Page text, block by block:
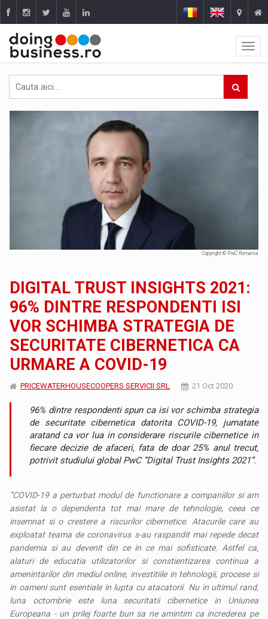
Copyright © PwC Romania
DIGITAL TRUST INSIGHTS 2021:
96% DINTRE RESPONDENTI ISI
VOR SCHIMBA STRATEGIA DE
SECURITATE CIBERNETICA CA
URMARE A COVID-19
PRICEWATERHOUSECOOPERS SERVICII SRL 21 Oct 2020
96% dintre respondenti spun ca isi vor schimba strategia
de securitate cibernetica datorita COVID-19, jumatate
aratand ca vor lua in considerare riscurile cibernetice in
fiecare decizie de afaceri, fata de doar 25% anul trecut,
potrivit studiului global PwC ”Digital Trust Insights 2021”.
”COVID-19 a perturbat modul de functionare a companiilor si am
asistat la o dependenta tot mai mare de tehnologie, ceea ce
insemnat si o crestere a riscurilor cibernetice. Atacurile care au
exploatat teama de coronavirus s-au raspandit mai repede decat
pandemia si au devenit din ce in ce mai sofisticate. Astfel ca,
alaturi de educatia utilizatorilor si constientizarea continua a
amenintarilor din mediul online, investitiile in tehnologii, procese si
in oameni sunt esentiale in lupta cu atacatorii. Nu in ultimul rand,
luna octombrie este luna securitatii cibernetice in Uniunea
Europeana - un prilej foarte bun sa ne amintim ca increderea pe